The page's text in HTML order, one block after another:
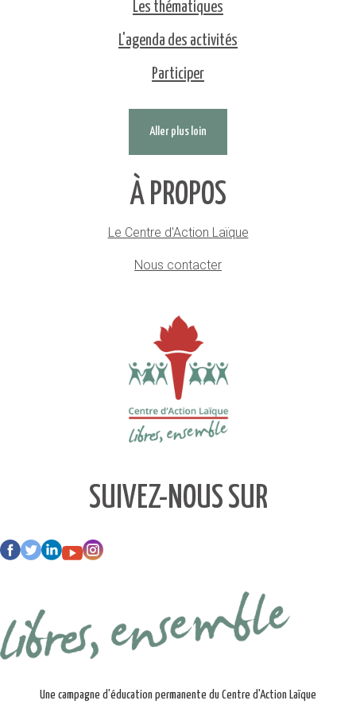
Les thématiques
L'agenda des activités
Participer
Aller plus loin
À PROPOS
Le Centre d'Action Laïque
Nous contacter
SUIVEZ-NOUS SUR
Une campagne d'éducation permanente du Centre d'Action Laïque